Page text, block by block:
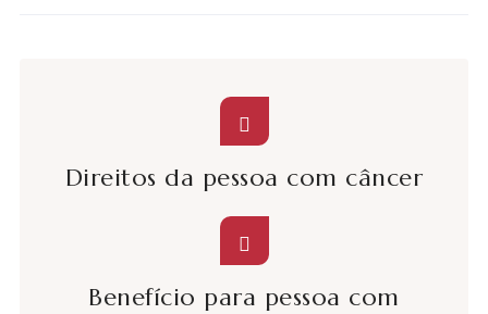
Direitos da pessoa com câncer
Benefício para pessoa com